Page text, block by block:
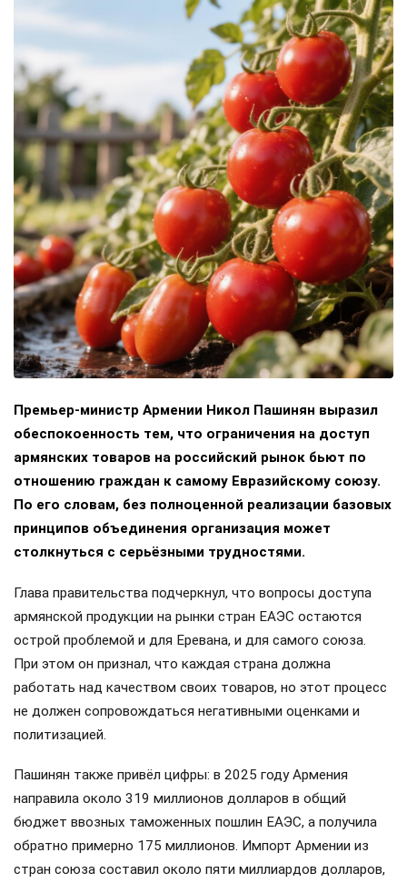
Премьер-министр Армении Никол Пашинян выразил
обеспокоенность тем, что ограничения на доступ
армянских товаров на российский рынок бьют по
отношению граждан к самому Евразийскому союзу.
По его словам, без полноценной реализации базовых
принципов объединения организация может
столкнуться с серьёзными трудностями.
Глава правительства подчеркнул, что вопросы доступа
армянской продукции на рынки стран ЕАЭС остаются
острой проблемой и для Еревана, и для самого союза.
При этом он признал, что каждая страна должна
работать над качеством своих товаров, но этот процесс
не должен сопровождаться негативными оценками и
политизацией.
Пашинян также привёл цифры: в 2025 году Армения
направила около 319 миллионов долларов в общий
бюджет ввозных таможенных пошлин ЕАЭС, а получила
обратно примерно 175 миллионов. Импорт Армении из
стран союза составил около пяти миллиардов долларов,